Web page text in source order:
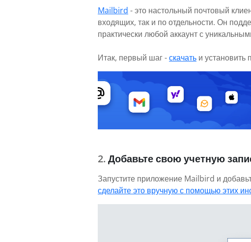
Mailbird - это настольный почтовый
входящих, так и по отдельности. Он
практически любой аккаунт с
Итак, первый шаг -скачать и установить
Добавьте свою учетную
Запустите приложение Mailbird и
сделайте это вручную с помощью этих